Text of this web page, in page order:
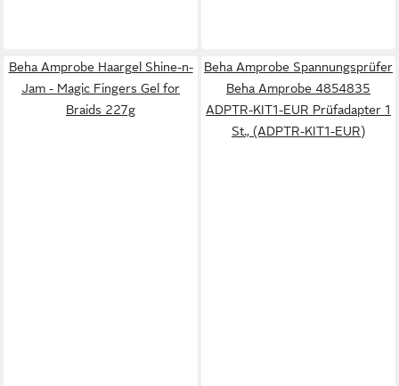
Beha Amprobe Haargel Shine-n-
Jam - Magic Fingers Gel for
Braids 227g
Beha Amprobe Spannungsprüfer
Beha Amprobe 4854835
ADPTR-KIT1-EUR Prüfadapter 1
St., (ADPTR-KIT1-EUR)